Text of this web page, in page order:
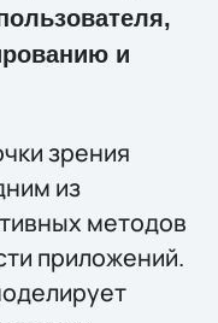
и
зрения
из
методов
приложений.